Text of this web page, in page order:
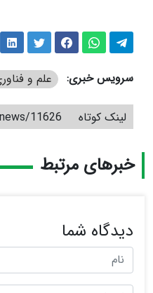
سرویس خبری: علم و
لینک کوتاه 11626
خبرهای مرتبط
دیدگاه شما